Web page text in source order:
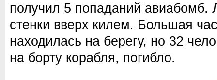
получил 5 попаданий авиабомб.
стенки вверх килем. Большая
находилась на берегу, но 32
на борту корабля, погибло.